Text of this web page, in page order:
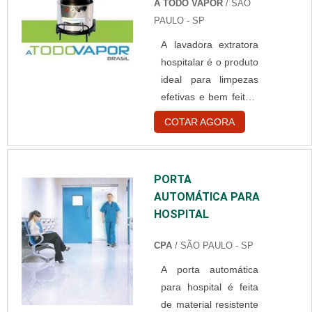
aparelhos com maior
facilidade. O circuito é
simples de usar e
muito prático, além
de poder se adaptar
a diversas situações.
Desse modo, o
utilizado em:
Umidificadores;
Respiradores; A....
A TODO VAPOR / SÃO
PAULO - SP
A lavadora extratora
hospitalar é o produto
ideal para limpezas
efetivas e bem feitas,
com um ótimo
desempenho a
lavadora extratora
sistema 3 em 1 de
lavagem,
higienização e
qualidade A máquina
tem uma capacidade
em seu reservatório
COTAR AGORA
PORTA
AUTOMÁTICA PARA
HOSPITAL
CPA / SÃO PAULO - SP
A porta automática
para hospital é feita
de material resistente